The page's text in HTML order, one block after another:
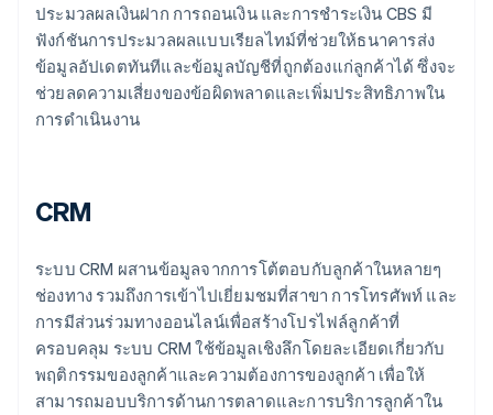
ประมวลผลเงินฝาก การถอนเงิน และการชําระเงิน CBS มี
ฟังก์ชันการประมวลผลแบบเรียลไทม์ที่ช่วยให้ธนาคารส่ง
ข้อมูลอัปเดตทันทีและข้อมูลบัญชีที่ถูกต้องแก่ลูกค้าได้ ซึ่งจะ
ช่วยลดความเสี่ยงของข้อผิดพลาดและเพิ่มประสิทธิภาพใน
การดําเนินงาน
CRM
ระบบ CRM ผสานข้อมูลจากการโต้ตอบกับลูกค้าในหลายๆ
ช่องทาง รวมถึงการเข้าไปเยี่ยมชมที่สาขา การโทรศัพท์ และ
การมีส่วนร่วมทางออนไลน์เพื่อสร้างโปรไฟล์ลูกค้าที่
ครอบคลุม ระบบ CRM ใช้ข้อมูลเชิงลึกโดยละเอียดเกี่ยวกับ
พฤติกรรมของลูกค้าและความต้องการของลูกค้า เพื่อให้
สามารถมอบบริการด้านการตลาดและการบริการลูกค้าใน